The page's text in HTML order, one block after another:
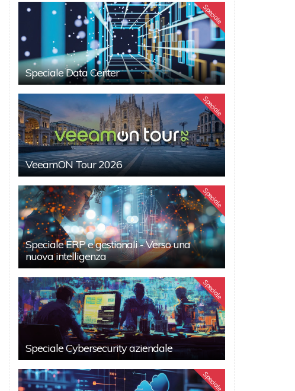
Speciale
Speciale Data Center
Speciale
VeeamON Tour 2026
Speciale
Speciale ERP e gestionali - Verso una
nuova intelligenza
Speciale
Speciale Cybersecurity aziendale
Speciale